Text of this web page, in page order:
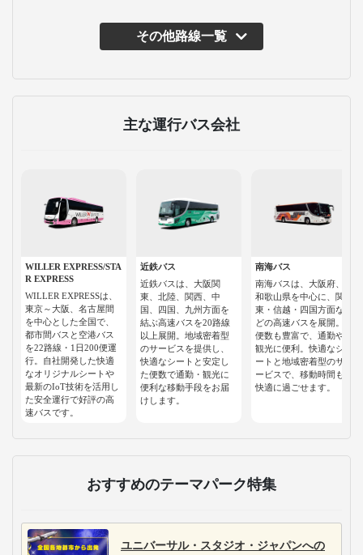
その他路線一覧
主な運行バス会社
WILLER EXPRESS/STA
R EXPRESS
WILLER EXPRESSは、
東京～大阪、名古屋間
を中心とした全国で、
都市間バスと空港バス
を22路線・1日200便運
行。自社開発した快適
なオリジナルシートや
最新のIoT技術を活用し
た安全運行で好評の高
速バスです。
近鉄バス
近鉄バスは、大阪関
東、北陸、関西、中
国、四国、九州方面を
結ぶ高速バスを20路線
以上展開。地域密着型
のサービスを提供し、
快適なシートと安定し
た便数で通勤・観光に
便利な移動手段をお届
けします。
南海バス
南海バスは、大阪府、
和歌山県を中心に、関
東・信越・四国方面な
どの高速バスを展開。
便数も豊富で、通勤や
観光に便利。快適なシ
ートと地域密着型のサ
ービスで、移動時間も
快適に過ごせます。
おすすめのテーマパーク特集
ユニバーサル・スタジオ・ジャパンへの